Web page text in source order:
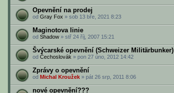
Opevnění na prodej
od Gray Fox » sob 13 bře, 2021 8:23
Maginotova linie
od Shadow » stř 24 říj, 2007 15:21
Švýcarské opevnění (Schweizer Militärbunker)
od Čechoslovák » pon 27 úno, 2012 14:42
Zprávy o opevnění
od Michal Kroužek » pát 26 srp, 2011 8:06
nové opevnění???